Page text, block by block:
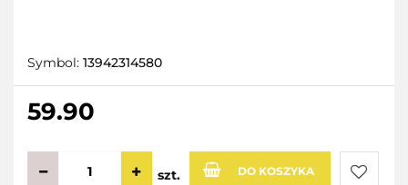
Symbol: 13942314580
59.90
szt. DO KOSZYKA